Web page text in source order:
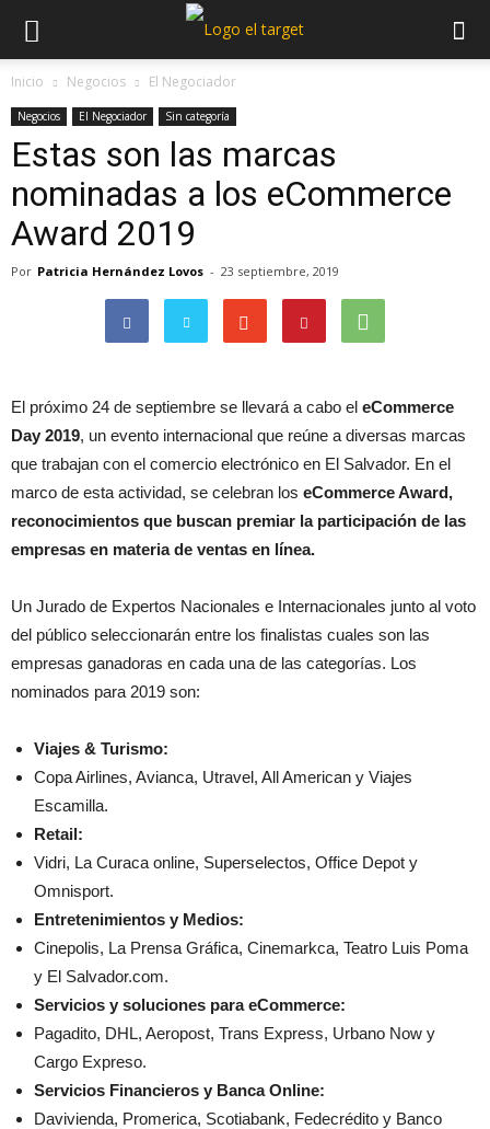
Inicio Negocios El Negociador
Negocios El Negociador Sin categoría
Estas son las marcas
nominadas a los eCommerce
Award 2019
Por Patricia Hernández Lovos - 23 septiembre, 2019
El próximo 24 de septiembre se llevará a cabo el eCommerce
Day 2019, un evento internacional que reúne a diversas marcas
que trabajan con el comercio electrónico en El Salvador. En el
marco de esta actividad, se celebran los eCommerce Award,
reconocimientos que buscan premiar la participación de las
empresas en materia de ventas en línea.
Un Jurado de Expertos Nacionales e Internacionales junto al voto
del público seleccionarán entre los finalistas cuales son las
empresas ganadoras en cada una de las categorías. Los
nominados para 2019 son:
Viajes & Turismo:
Copa Airlines, Avianca, Utravel, All American y Viajes
Escamilla.
Retail:
Vidri, La Curaca online, Superselectos, Office Depot y
Omnisport.
Entretenimientos y Medios:
Cinepolis, La Prensa Gráfica, Cinemarkca, Teatro Luis Poma
y El Salvador.com.
Servicios y soluciones para eCommerce:
Pagadito, DHL, Aeropost, Trans Express, Urbano Now y
Cargo Expreso.
Servicios Financieros y Banca Online:
Davivienda, Promerica, Scotiabank, Fedecrédito y Banco